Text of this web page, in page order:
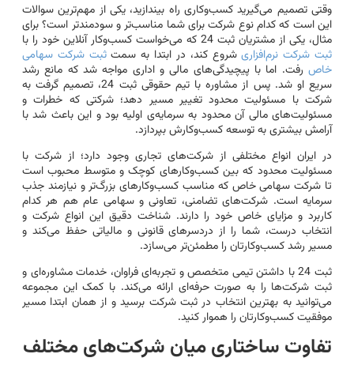
وقتی تصمیم می‌گیرید کسب‌وکاری راه بیندازید، یکی از مهم‌ترین سوالات
این است که کدام نوع شرکت برای شما مناسب‌تر و سودمندتر است؟ برای
مثال، یکی از مشتریان ثبت 24 که می‌خواست کسب‌وکار آنلاین خود را با
ثبت شرکت نرم‌افزاریشروع کند، در ابتدا به سمتثبت شرکت سهامی
خاص رفت. اما با پیچیدگی‌های مالی و اداری مواجه شد که مانع رشد
سریع او شد. پس از مشاوره با تیم حقوقی ثبت 24، تصمیم گرفت به
شرکت با مسئولیت محدود تغییر مسیر دهد؛ شرکتی که خطرات و
مسئولیت‌های مالی آن محدود به سرمایه‌ی اولیه بود و این باعث شد با
آرامش بیشتری به توسعه کسب‌وکارش بپردازد.
در ایران انواع مختلفی از شرکت‌های تجاری وجود دارد؛ از شرکت با
مسئولیت محدود که بین کسب‌وکارهای کوچک و متوسط محبوب است
تا شرکت سهامی خاص که مناسب کسب‌وکارهای بزرگ‌تر و نیازمند جذب
سرمایه است. شرکت‌های تضامنی، تعاونی و سهامی عام هم هر کدام
کاربرد و مزایای خاص خود را دارند. شناخت دقیق این انواع شرکت و
انتخاب درست، شما را از دردسرهای قانونی و مالیاتی حفظ می‌کند و
مسیر رشد کسب‌وکارتان را مطمئن‌تر می‌سازد.
ثبت 24 با داشتن تیمی متخصص و تجربه‌ای فراوان، خدمات مشاوره‌ای و
ثبت شرکت‌ها را به صورت حرفه‌ای ارائه می‌کند. با کمک این مجموعه
می‌توانید به بهترین انتخاب در ثبت شرکت برسید و از همان ابتدا مسیر
موفقیت کسب‌وکارتان را هموار کنید.
تفاوت ساختاری میان شرکت‌های مختلف